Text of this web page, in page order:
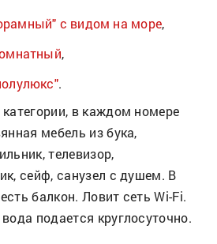
с видом на море,
,
.
в каждом номере
мебель из бука,
телевизор,
сейф, санузел с душем. В
балкон. Ловит сеть Wi-Fi.
подается круглосуточно.